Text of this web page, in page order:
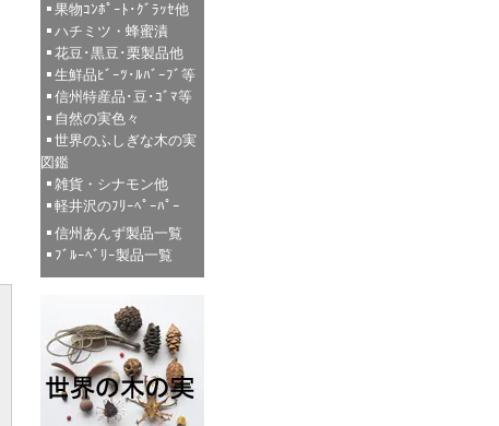
果物ｺﾝﾎﾟｰﾄ･ｸﾞﾗｯｾ他
ハチミツ・蜂蜜漬
花豆･黒豆･栗製品他
生鮮品ﾋﾞｰﾂ･ﾙﾊﾞｰﾌﾞ等
信州特産品･豆･ｺﾞﾏ等
自然の実色々
世界のふしぎな木の実
図鑑
雑貨・シナモン他
軽井沢のﾌﾘｰﾍﾟｰﾊﾟｰ
信州あんず製品一覧
ﾌﾞﾙｰﾍﾞﾘｰ製品一覧